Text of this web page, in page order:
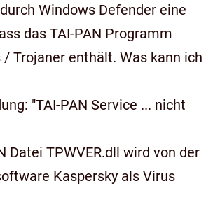
Windows Defender eine
das TAI-PAN Programm
/ Trojaner enthält. Was kann ich
"TAI-PAN Service ... nicht
Datei TPWVER.dll wird von der
Kaspersky als Virus